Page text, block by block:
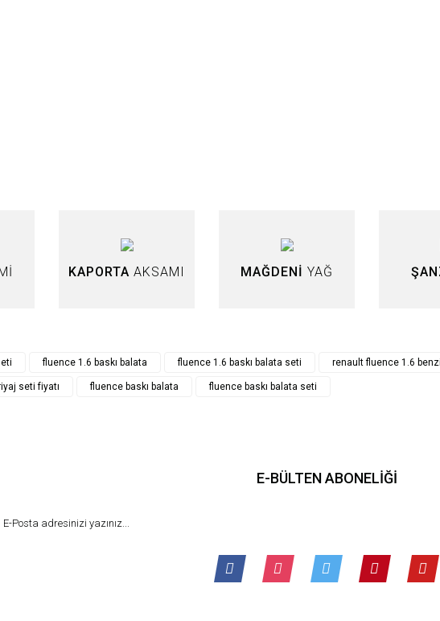
konularda yetersiz gördüğünüz noktaları öneri formunu kullanarak tarafımıza iletebilirsiniz.
KAPORTA AKSAMI MAĞDENİ YAĞ
fluence 1.6 baskı balata fluence 1.6 baskı balata seti renault fluence 1.6
seti fiyatı fluence baskı balata fluence baskı balata seti
E-BÜLTEN ABONELİĞİ